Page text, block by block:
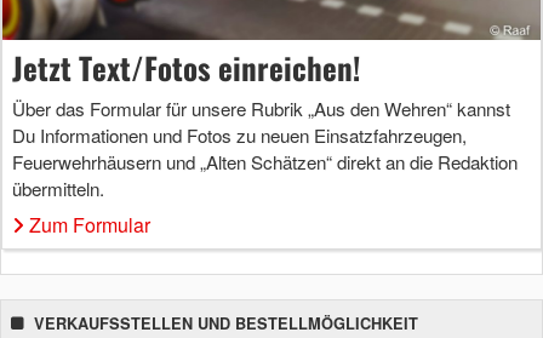
Jetzt Text/Fotos einreichen!
Über das Formular für unsere Rubrik „Aus den Wehren“ kannst
Du Informationen und Fotos zu neuen Einsatzfahrzeugen,
Feuerwehrhäusern und „Alten Schätzen“ direkt an die Redaktion
übermitteln.
Zum Formular
VERKAUFSSTELLEN UND BESTELLMÖGLICHKEIT